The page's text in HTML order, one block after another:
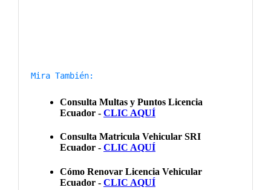
Mira También: